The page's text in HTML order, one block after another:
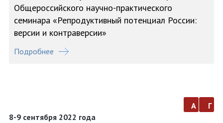
Общероссийского научно-практического
семинара «Репродуктивный потенциал России:
версии и контраверсии»
Подробнее
8-9 сентября 2022 года
а г